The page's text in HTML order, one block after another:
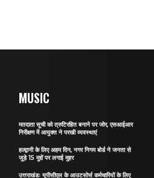
MUSIC
मतदाता सूची को त्रुटिरहित बनाने पर जोर, एसआईआर
निरीक्षण में आयुक्त ने परखी व्यवस्थाएं
हल्द्वानी के लिए अहम दिन, नगर निगम बोर्ड ने जनता से
जुड़े 15 मुद्दों पर लगाई मुहर
उत्तराखंडः यूपीसीएल के आउटसोर्स कर्मचारियों के लिए